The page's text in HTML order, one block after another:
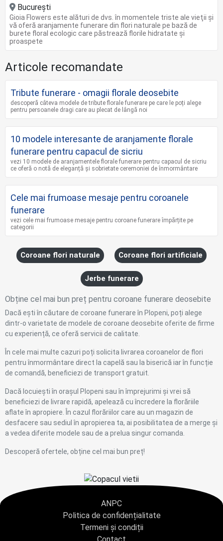
Bucureşti
Gioia Flowers este alături de dvs. în momentele triste ale vieţii şi
vă oferă aranjamente funerare din flori naturale pe bază de
burete floral ecologic care păstrează florile hidratate și
proaspete
Articole recomandate
Tribute funerare - omagii florale deosebite
descoperă câteva modele de tribute florale funerare pe care le poți alege
pentru persoanele dragi care au plecat de lângă noi
10 modele interesante de aranjamente florale
funerare pentru capacul de sicriu
vezi 10 modele de aranjamentele florale funerare pentru capacul de sicriu
ce oferă o notă de eleganță și sobrietate ceremoniei de înmormântare
Cele mai frumoase mesaje pentru coroanele
funerare
vezi cele mai frumoase mesaje pentru coroane funerare împărțite pe
categorii
Coroane flori naturale Coroane flori artificiale
Jerbe funerare
Obține cel mai bun preț pentru coroane funerare deosebite
Dacă ești în căutare de coroane funerare în Plopeni, poți alege
dintr-o varietate de modele de coroane deosebite oferite de firme
cu experiență, ce oferă servicii de calitate.
În cele mai multe cazuri poți solicita livrarea coroanelor de flori
pentru înmormântare direct la capelă sau la biserică iar în funcție
de comandă, beneficiezi de transport gratuit.
Dacă locuiești în orașul Plopeni sau în împrejurimi și vrei să
beneficiezi de livrare rapidă, apelează cu încredere la florăriile
aflate în apropiere. În cazul florăriilor care au un magazin de
desfacere sau sediul în apropierea ta, ai posibilitatea de a merge și
a vedea diferite modele sau de a prelua singur comanda.
Descoperă ofertele, obține cel mai bun preț!
ANPC
Politica de confidențialitate
Termeni și condiții
Contact